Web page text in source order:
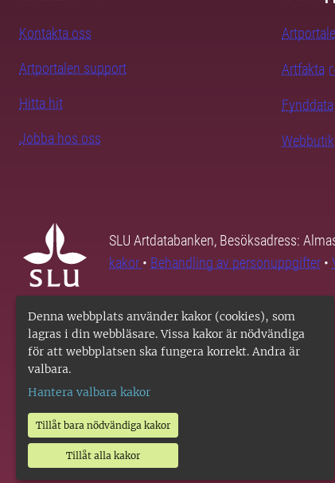
Denna webbplats använder kakor (cookies), som
lagras i din webbläsare. Vissa kakor är nödvändiga
för att webbplatsen ska fungera korrekt. Andra är
valbara.
Hantera valbara kakor
Tillåt bara nödvändiga kakor
Tillåt alla kakor
Kontakta oss
Artportalen support
Hitta hit
Jobba hos oss
Artfakta
Fynddata
Webbutik
SLU Artdatabanken, Besöksadress:
kakor • Behandling av personuppgifter •